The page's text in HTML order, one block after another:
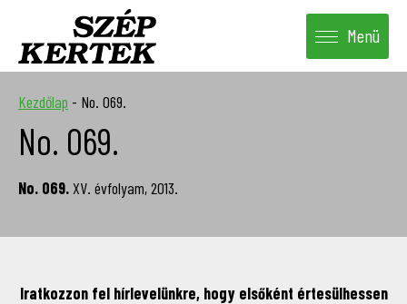
Menü
Kezdőlap - No. 069.
No. 069.
No. 069.XV. évfolyam, 2013.
Iratkozzon fel hírlevelünkre, hogy elsőként értesülhessen